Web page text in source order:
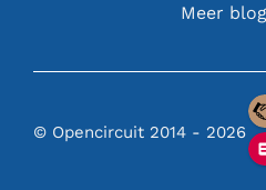
Meer
© Opencircuit 2014 - 2026